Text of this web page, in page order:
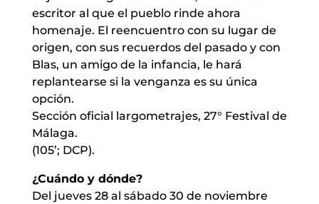
escritor al que el pueblo rinde ahora
homenaje. El reencuentro con su lugar de
origen, con sus recuerdos del pasado y con
Blas, un amigo de la infancia, le hará
replantearse si la venganza es su única
opción.
Sección oficial largometrajes, 27° Festival de
Málaga.
(105’; DCP).
¿Cuándo y dónde?
Del jueves 28 al sábado 30 de noviembre